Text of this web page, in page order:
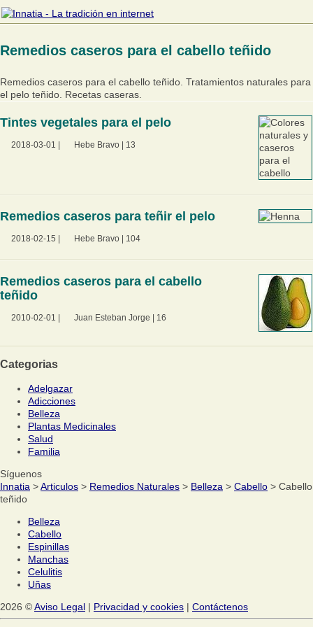
Remedios caseros para el cabello teñido
Remedios caseros para el cabello teñido. Tratamientos naturales para
el pelo teñido. Recetas caseras.
Tintes vegetales para el pelo
2018-03-01 Hebe Bravo 13
Remedios caseros para teñir el pelo
2018-02-15 Hebe Bravo 104
Remedios caseros para el cabello
teñido
2010-02-01 Juan Esteban Jorge 16
Categorias
Adelgazar
Adicciones
Belleza
Plantas Medicinales
Salud
Familia
Síguenos
Innatia >Articulos > Remedios Naturales > Belleza > Cabello > Cabello
teñido
Belleza
Cabello
Espinillas
Manchas
Celulitis
Uñas
2026 ©Aviso Legal | Privacidad y cookies | Contáctenos